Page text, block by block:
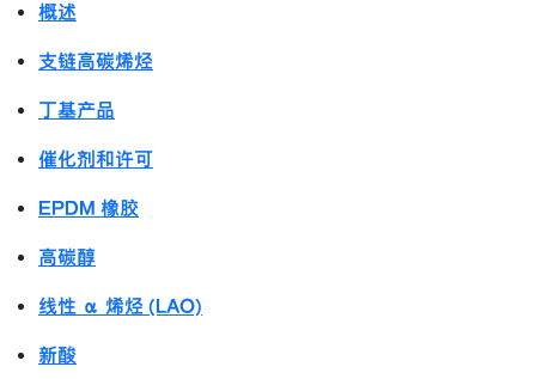
概述
支链高碳烯烃
丁基产品
催化剂和许可
EPDM 橡胶
高碳醇
线性 α 烯烃 (LAO)
新酸